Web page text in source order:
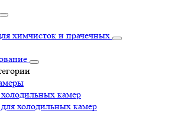
химчисток и прачечных
камер
холодильных камер